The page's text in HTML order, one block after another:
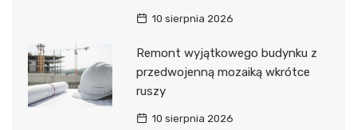
10 sierpnia 2026
Remont wyjątkowego budynku z
przedwojenną mozaiką wkrótce
ruszy
10 sierpnia 2026